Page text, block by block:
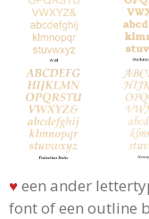
♥een ander
font of een outline